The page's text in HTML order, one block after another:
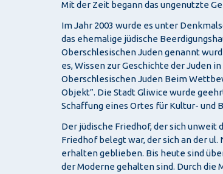
Mit der Zeit begann das ungenutzte
Im Jahr 2003 wurde es unter
das ehemalige jüdische
Oberschlesischen Juden genannt
es, Wissen zur Geschichte der Juden
Oberschlesischen Juden Beim
Objekt”. Die Stadt Gliwice wurde
Schaffung eines Ortes für Kultur- und
Der jüdische Friedhof, der sich unweit
Friedhof belegt war, der sich an der
erhalten geblieben. Bis heute sind
der Moderne gehalten sind. Durch die